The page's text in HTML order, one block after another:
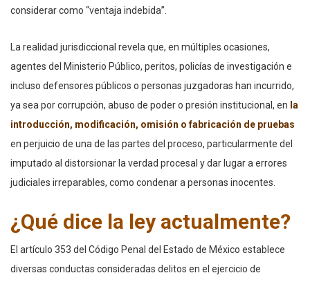
considerar como “ventaja indebida”.
La realidad jurisdiccional revela que, en múltiples ocasiones,
agentes del Ministerio Público, peritos, policías de investigación e
incluso defensores públicos o personas juzgadoras han incurrido,
ya sea por corrupción, abuso de poder o presión institucional, en la
introducción, modificación, omisión o fabricación de pruebas
en perjuicio de una de las partes del proceso, particularmente del
imputado al distorsionar la verdad procesal y dar lugar a errores
judiciales irreparables, como condenar a personas inocentes.
¿Qué dice la ley actualmente?
El artículo 353 del Código Penal del Estado de México establece
diversas conductas consideradas delitos en el ejercicio de